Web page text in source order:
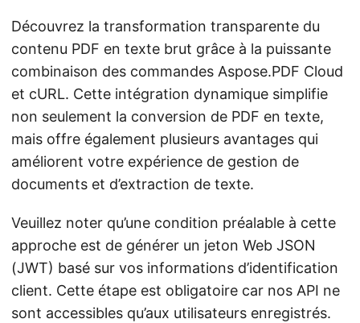
Découvrez la transformation transparente du
contenu PDF en texte brut grâce à la puissante
combinaison des commandes Aspose.PDF Cloud
et cURL. Cette intégration dynamique simplifie
non seulement la conversion de PDF en texte,
mais offre également plusieurs avantages qui
améliorent votre expérience de gestion de
documents et d’extraction de texte.
Veuillez noter qu’une condition préalable à cette
approche est de générer un jeton Web JSON
(JWT) basé sur vos informations d’identification
client. Cette étape est obligatoire car nos API ne
sont accessibles qu’aux utilisateurs enregistrés.